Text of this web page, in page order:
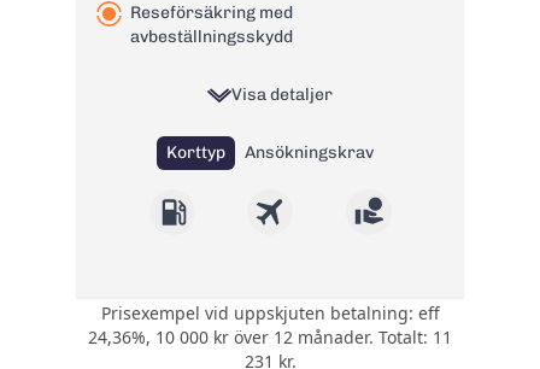
Övertrasseringsav
gift:
105 kr
Läs mer om Swedbank betal- och
Reseförsäkring med
avbeställningsskydd
Visa detaljer
Korttyp Ansökningskrav
Välj att ha 0,5%
CashPoints eller
Cashback på alla
Prisexempel vid uppskjuten betalning: eff
24,36%, 10 000 kr över 12 månader. Totalt: 11
231 kr.